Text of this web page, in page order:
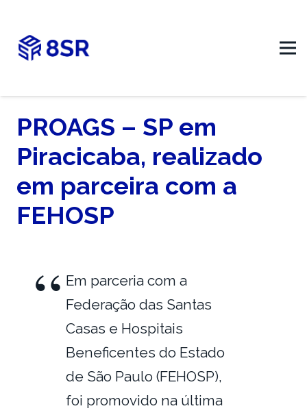
PROAGS – SP em
Piracicaba, realizado
em parceira com a
FEHOSP
Em parceria com a
Federação das Santas
Casas e Hospitais
Beneficentes do Estado
de São Paulo (FEHOSP),
foi promovido na última